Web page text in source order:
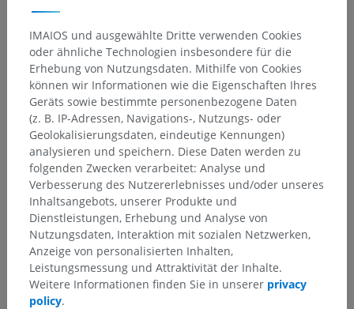
Übersetzungen
Sie haben einen Fehler gefunden?
Sie können gerne eine Berichtigung, Übersetzung oder
inhaltliche Verbesserung vorschlagen.
Ein Problem melden
IMAIOS und ausgewählte Dritte verwenden Cookies
oder ähnliche Technologien insbesondere für die
Erhebung von Nutzungsdaten. Mithilfe von Cookies
können wir Informationen wie die Eigenschaften Ihres
Geräts sowie bestimmte personenbezogene Daten
(z. B. IP-Adressen, Navigations-, Nutzungs- oder
Geolokalisierungsdaten, eindeutige Kennungen)
analysieren und speichern. Diese Daten werden zu
folgenden Zwecken verarbeitet: Analyse und
Verbesserung des Nutzererlebnisses und/oder unseres
Inhaltsangebots, unserer Produkte und
Dienstleistungen, Erhebung und Analyse von
Nutzungsdaten, Interaktion mit sozialen Netzwerken,
Anzeige von personalisierten Inhalten,
Leistungsmessung und Attraktivität der Inhalte.
Weitere Informationen finden Sie in unserer privacy
policy.